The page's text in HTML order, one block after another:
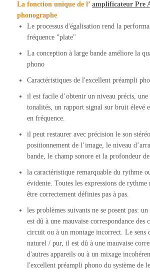
La fonction unique de l’amplificateur Pre
phonographe
Le processus d'égalisation rend la
fréquence "plate"
La conception à large bande améliore la
phono
Caractéristiques de l'excellent préampli
il est facile d’obtenir un niveau précis, une
tonalités, un rapport signal sur bruit élevé
en fréquence.
il peut restaurer avec précision le son
positionnement de l’image, le niveau
bande, le champ sonore et la profondeur
la caractéristique remarquable du rythme
évidente. Toutes les expressions de rythme
être correctement définies pas à pas.
les problèmes suivants ne se posent pas:
est dû à une mauvaise correspondance des
circuit ou à un montage incorrect. Le sens
naturel / pur, il est dû à une mauvaise
d'autres appareils ou à un mixage
l'excellent préampli phono du système de